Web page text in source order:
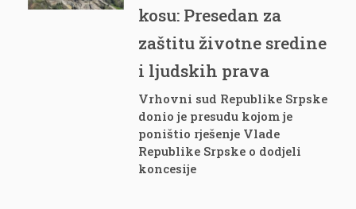
kosu: Presedan za
zaštitu životne sredine
i ljudskih prava
Vrhovni sud Republike Srpske
donio je presudu kojom je
poništio rješenje Vlade
Republike Srpske o dodjeli
koncesije